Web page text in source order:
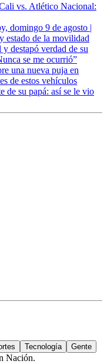
vs. Atlético Nacional:
domingo 9 de agosto |
estado de la movilidad
destapó verdad de su
se me ocurrió”
una nueva puja en
de estos vehículos
de su papá: así se le vio
Tecnología Gente
Nación.